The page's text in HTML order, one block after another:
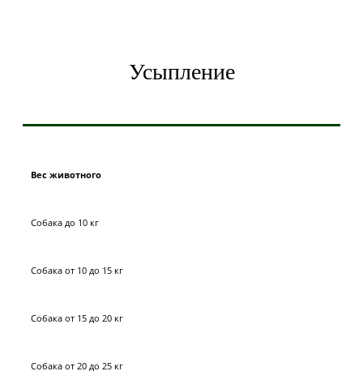
Усыпление
Вес животного
Собака до 10 кг
Собака от 10 до 15 кг
Собака от 15 до 20 кг
Собака от 20 до 25 кг